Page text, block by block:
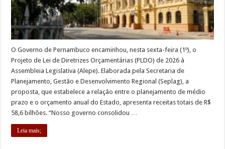
O Governo de Pernambuco encaminhou, nesta sexta-feira (1º), o
Projeto de Lei de Diretrizes Orçamentárias (PLDO) de 2026 à
Assembleia Legislativa (Alepe). Elaborada pela Secretaria de
Planejamento, Gestão e Desenvolvimento Regional (Seplag), a
proposta, que estabelece a relação entre o planejamento de médio
prazo e o orçamento anual do Estado, apresenta receitas totais de R$
58,6 bilhões. “Nosso governo consolidou …
Leia mais;